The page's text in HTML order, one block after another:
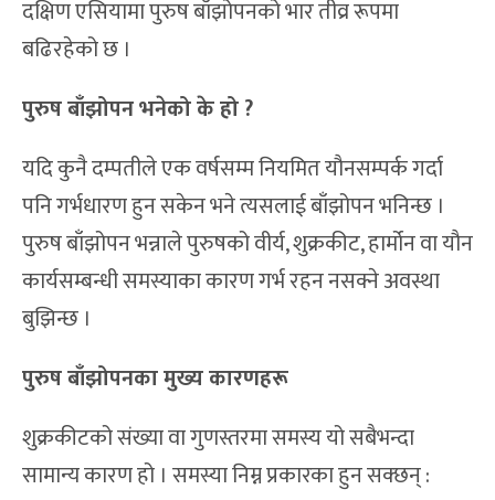
दक्षिण एसियामा पुरुष बाँझोपनको भार तीव्र रूपमा
बढिरहेको छ ।
पुरुष बाँझोपन भनेको के हो ?
यदि कुनै दम्पतीले एक वर्षसम्म नियमित यौनसम्पर्क गर्दा
पनि गर्भधारण हुन सकेन भने त्यसलाई बाँझोपन भनिन्छ ।
पुरुष बाँझोपन भन्नाले पुरुषको वीर्य, शुक्रकीट, हार्मोन वा यौन
कार्यसम्बन्धी समस्याका कारण गर्भ रहन नसक्ने अवस्था
बुझिन्छ ।
पुरुष बाँझोपनका मुख्य कारणहरू
शुक्रकीटको संख्या वा गुणस्तरमा समस्य यो सबैभन्दा
सामान्य कारण हो । समस्या निम्न प्रकारका हुन सक्छन् :